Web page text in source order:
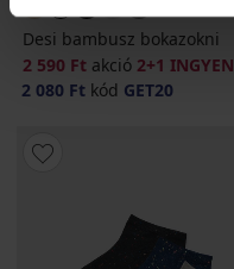
Desi bambusz bokazokni
2 590 Ft akció 2+1 INGYEN
2 080 Ft kód GET20